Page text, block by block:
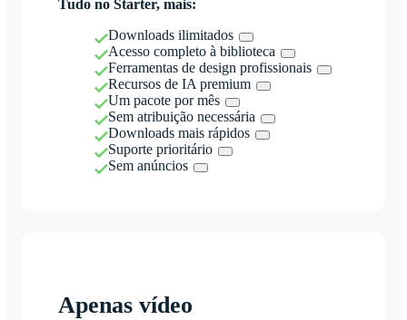
Tudo no Starter, mais:
Downloads ilimitados
Acesso completo à biblioteca
Ferramentas de design profissionais
Recursos de IA premium
Um pacote por mês
Sem atribuição necessária
Downloads mais rápidos
Suporte prioritário
Sem anúncios
Apenas vídeo